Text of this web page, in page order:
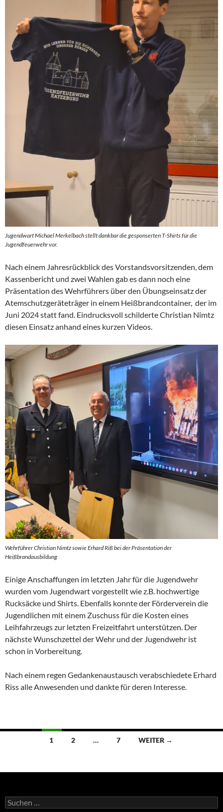
Jugendwart Michael Merkelbach stellt dankbar die gesponserten T-Shirts für die
Jugendfeuerwehr vor.
Nach einem Jahresrückblick des Vorstandsvorsitzenden, dem
Kassenbericht und zwei Wahlen gab es dann noch eine
Präsentation des Wehrführers über den Übungseinsatz der
Atemschutzgeräteträger in einem Heißbrandcontainer, der im
Juni 2024 statt fand. Eindrucksvoll schilderte Christian Nimtz
diesen Einsatz anhand eines kurzen Videos.
Wehrführer Christian Nimtz sowie Erhard Riß bei der Präsentation der
Heißbrandausbildung
Einige Anschaffungen im letzten Jahr für die Jugendwehr
wurden vom Jugendwart vorgestellt wie z.B. hochwertige
Rucksäcke und Shirts. Ebenfalls konnte der Förderverein die
Jugendlichen mit einem Zuschuss für die Kosten eines
Leihfahrzeugs zur letzten Freizeitfahrt unterstützen. Der
nächste Wunschzettel der Wehr und der Jugendwehr ist
schon in Vorbereitung.
Nach einem regen Gedankenaustausch verabschiedete Erhard
Riss alle Anwesenden und dankte für deren Interesse.
Beitragsnavigation
1 2 … 7 WEITER →
Suchen
nach: